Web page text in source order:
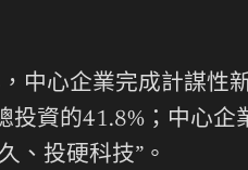
中心企業完成計謀性
投資的41.8%；中心企
、投硬科技”。